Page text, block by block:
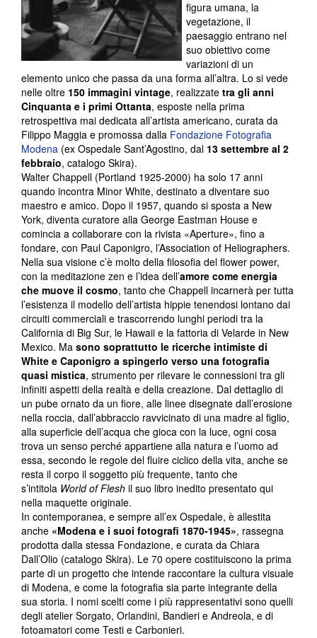
figura umana, la
vegetazione, il
paesaggio entrano nel
suo obiettivo come
variazioni di un
elemento unico che passa da una forma all’altra. Lo si vede
nelle oltre 150 immagini vintage, realizzate tra gli anni
Cinquanta e i primi Ottanta, esposte nella prima
retrospettiva mai dedicata all’artista americano, curata da
Filippo Maggia e promossa dalla Fondazione Fotografia
Modena (ex Ospedale Sant’Agostino, dal 13 settembre al 2
febbraio, catalogo Skira).
Walter Chappell (Portland 1925-2000) ha solo 17 anni
quando incontra Minor White, destinato a diventare suo
maestro e amico. Dopo il 1957, quando si sposta a New
York, diventa curatore alla George Eastman House e
comincia a collaborare con la rivista «Aperture», fino a
fondare, con Paul Caponigro, l’Association of Heliographers.
Nella sua visione c’è molto della filosofia del flower power,
con la meditazione zen e l’idea dell’amore come energia
che muove il cosmo, tanto che Chappell incarnerà per tutta
l’esistenza il modello dell’artista hippie tenendosi lontano dai
circuiti commerciali e trascorrendo lunghi periodi tra la
California di Big Sur, le Hawaii e la fattoria di Velarde in New
Mexico. Ma sono soprattutto le ricerche intimiste di
White e Caponigro a spingerlo verso una fotografia
quasi mistica, strumento per rilevare le connessioni tra gli
infiniti aspetti della realtà e della creazione. Dal dettaglio di
un pube ornato da un fiore, alle linee disegnate dall’erosione
nella roccia, dall’abbraccio ravvicinato di una madre al figlio,
alla superficie dell’acqua che gioca con la luce, ogni cosa
trova un senso perché appartiene alla natura e l’uomo ad
essa, secondo le regole del fluire ciclico della vita, anche se
resta il corpo il soggetto più frequente, tanto che
s’intitola World of Flesh il suo libro inedito presentato qui
nella maquette originale.
In contemporanea, e sempre all’ex Ospedale, è allestita
anche «Modena e i suoi fotografi 1870-1945», rassegna
prodotta dalla stessa Fondazione, e curata da Chiara
Dall’Olio (catalogo Skira). Le 70 opere costituiscono la prima
parte di un progetto che intende raccontare la cultura visuale
di Modena, e come la fotografia sia parte integrante della
sua storia. I nomi scelti come i più rappresentativi sono quelli
degli atelier Sorgato, Orlandini, Bandieri e Andreola, e di
fotoamatori come Testi e Carbonieri.